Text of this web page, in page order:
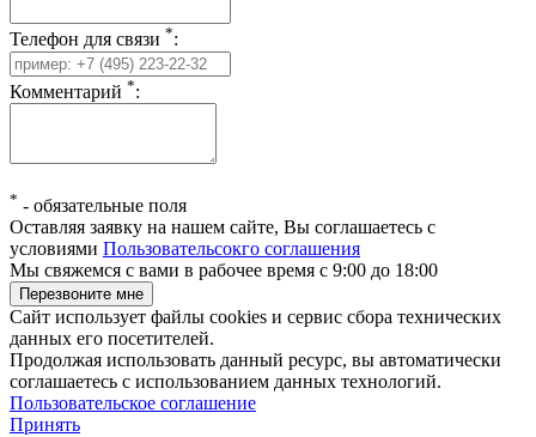
Телефон для связи *:
Комментарий *:
* - обязательные поля
Оставляя заявку на нашем сайте, Вы соглашаетесь с
условиями Пользовательсокго соглашения
Мы свяжемся с вами в рабочее время с 9:00 до 18:00
Сайт использует файлы cookies и сервис сбора технических
данных его посетителей.
Продолжая использовать данный ресурс, вы автоматически
соглашаетесь с использованием данных технологий.
Пользовательское соглашение
Принять